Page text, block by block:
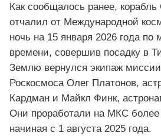
Как сообщалось ранее, корабль
отчалил от Международной
ночь на 15 января 2026 года по
времени, совершив посадку в
Землю вернулся экипаж
Роскосмоса Олег Платонов,
Кардман и Майкл Финк,
Они проработали на МКС более
начиная с 1 августа 2025 года.